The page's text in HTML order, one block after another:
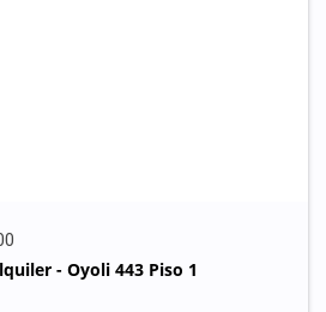
- Oyoli 443 Piso 1